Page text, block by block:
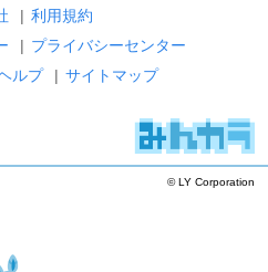
| 利用規約
| プライバシーセンター
ルプ | サイトマップ
© LY Corporation